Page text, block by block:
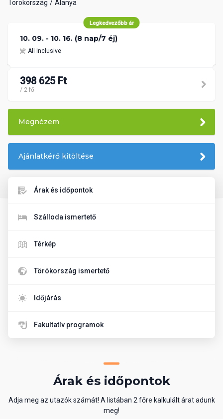
Törökország Alanya
Legkedvezőbb ár
10. 09. - 10. 16. (8 nap/7 éj)
All Inclusive
398 625 Ft
/ 2 fő
Megnézem
Ajánlatkérő kitöltése
Árak és időpontok
Szálloda ismertető
Térkép
Törökország ismertető
Időjárás
Fakultatív programok
Árak és időpontok
Adja meg az utazók számát! A listában 2 főre kalkulált árat adunk
meg!